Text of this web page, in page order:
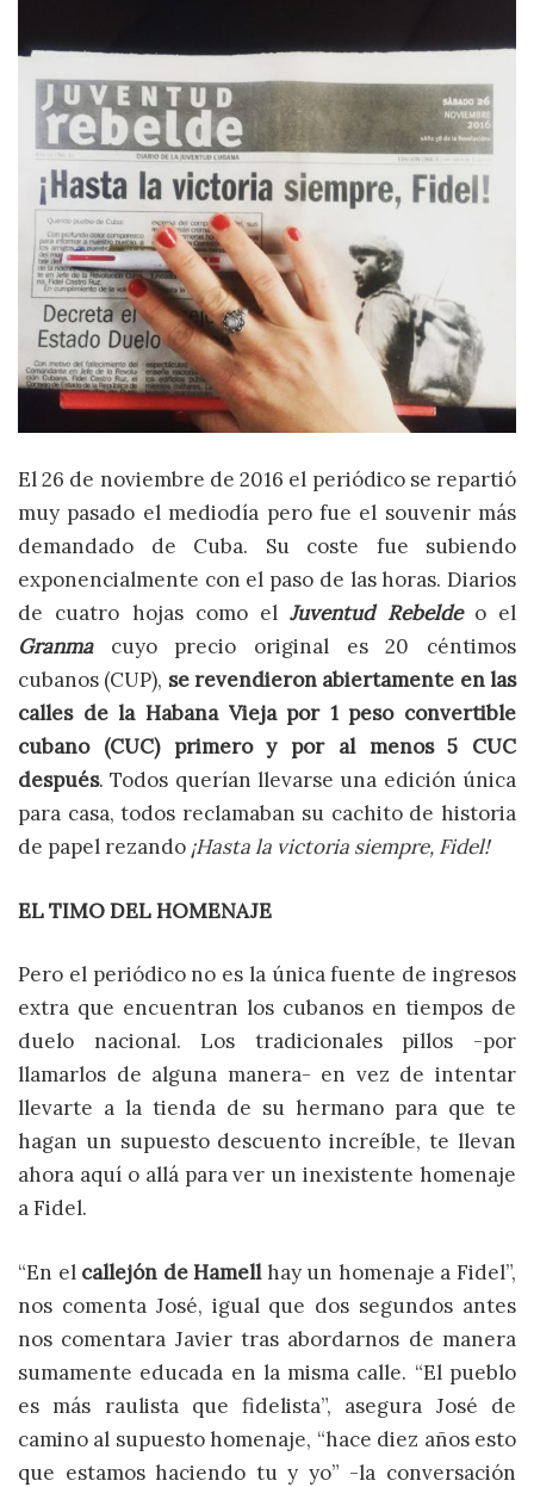
El 26 de noviembre de 2016 el periódico se repartió
muy pasado el mediodía pero fue el souvenir más
demandado de Cuba. Su coste fue subiendo
exponencialmente con el paso de las horas. Diarios
de cuatro hojas como elJuventud Rebeldeo el
Granmacuyo precio original es 20 céntimos
cubanos (CUP), se revendieron abiertamente en las
calles de la Habana Vieja por 1 peso convertible
cubano (CUC) primero y por al menos 5 CUC
después. Todos querían llevarse una edición única
para casa, todos reclamaban su cachito de historia
de papel rezando ¡Hasta la victoria siempre, Fidel!
EL TIMO DEL HOMENAJE
Pero el periódico no es la única fuente de ingresos
extra que encuentran los cubanos en tiempos de
duelo nacional. Los tradicionales pillos -por
llamarlos de alguna manera- en vez de intentar
llevarte a la tienda de su hermano para que te
hagan un supuesto descuento increíble, te llevan
ahora aquí o allá para ver un inexistente homenaje
a Fidel.
“En el callejón de Hamellhay un homenaje a Fidel”,
nos comenta José, igual que dos segundos antes
nos comentara Javier tras abordarnos de manera
sumamente educada en la misma calle. “El pueblo
es más raulista que fidelista”, asegura José de
camino al supuesto homenaje, “hace diez años esto
que estamos haciendo tu y yo” -la conversación